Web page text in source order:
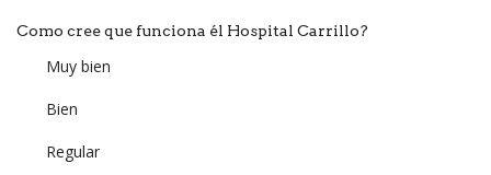
Como cree que funciona él Hospital Carrillo?
Muy bien
Bien
Regular